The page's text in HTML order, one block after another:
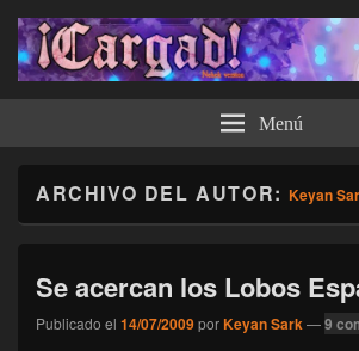
¡Cargad! Menú
ARCHIVO DEL AUTOR:Keyan
Se acercan los Lobos
Publicado el 14/07/2009porKeyan Sark—9